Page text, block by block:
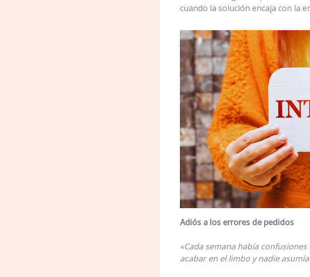
cuando la solución encaja con la
Adiós a los errores de pedidos
«Cada semana había
acabar en el limbo y nadie